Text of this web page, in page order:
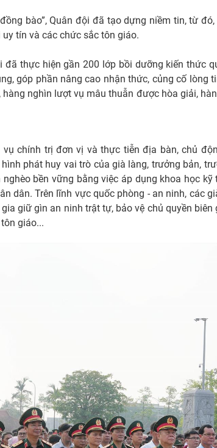
bào”, Quân đội đã tạo dựng niềm tin, từ
tín và các chức sắc tôn giáo.
thực hiện gần 200 lớp bồi dưỡng kiến thức
góp phần nâng cao nhận thức, củng cố lòng
nghìn lượt vụ mâu thuẫn được hòa giải,
chính trị đơn vị và thực tiễn địa bàn, chủ
phát huy vai trò của già làng, trưởng bản,
bền vững bằng việc áp dụng khoa học
dân. Trên lĩnh vực quốc phòng - an ninh, các
giữ gìn an ninh trật tự, bảo vệ chủ quyền
giáo...